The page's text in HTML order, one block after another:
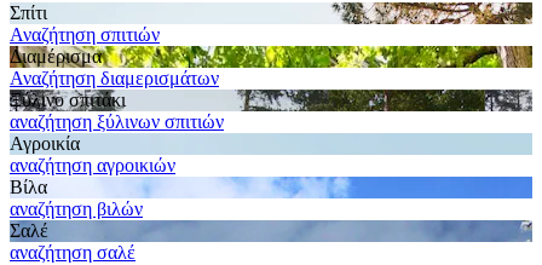
Σπίτι
Αναζήτηση σπιτιών
Διαμέρισμα
Αναζήτηση διαμερισμάτων
Ξύλινο σπιτάκι
αναζήτηση ξύλινων σπιτιών
Αγροικία
αναζήτηση αγροικιών
Βίλα
αναζήτηση βιλών
Σαλέ
αναζήτηση σαλέ